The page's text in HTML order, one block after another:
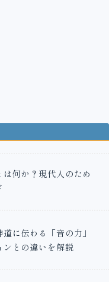
何か？現代人のため
に伝わる「音の力」
ンとの違いを解説